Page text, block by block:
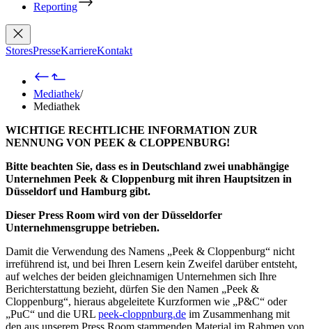
Reporting
StoresPresseKarriereKontakt
Mediathek/
Mediathek
WICHTIGE RECHTLICHE INFORMATION ZUR
NENNUNG VON PEEK & CLOPPENBURG!
Bitte beachten Sie, dass es in Deutschland zwei unabhängige
Unternehmen Peek & Cloppenburg mit ihren Hauptsitzen in
Düsseldorf und Hamburg gibt.
Dieser Press Room wird von der Düsseldorfer
Unternehmensgruppe betrieben.
Damit die Verwendung des Namens „Peek & Cloppenburg“ nicht
irreführend ist, und bei Ihren Lesern kein Zweifel darüber entsteht,
auf welches der beiden gleichnamigen Unternehmen sich Ihre
Berichterstattung bezieht, dürfen Sie den Namen „Peek &
Cloppenburg“, hieraus abgeleitete Kurzformen wie „P&C“ oder
„PuC“ und die URL peek-cloppnburg.de im Zusammenhang mit
den aus unserem Press Room stammenden Material im Rahmen von